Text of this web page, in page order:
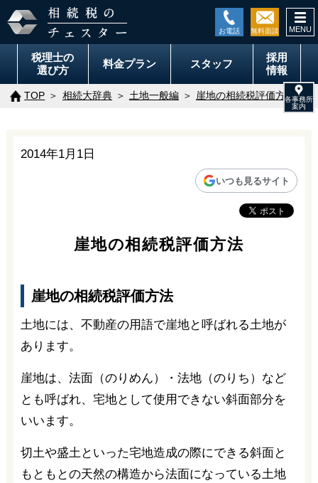
税理士の
選び方
料金プラン スタッフ
採用
情報
TOP 相続大辞典 土地一般編 崖地の相続税評価方法
2014年1月1日
いつも見るサイト
崖地の相続税評価方法
崖地の相続税評価方法
土地には、不動産の用語で崖地と呼ばれる土地が
あります。
崖地は、法面（のりめん）・法地（のりち）など
とも呼ばれ、宅地として使用できない斜面部分を
いいます。
切土や盛土といった宅地造成の際にできる斜面と
もともとの天然の構造から法面になっている土地